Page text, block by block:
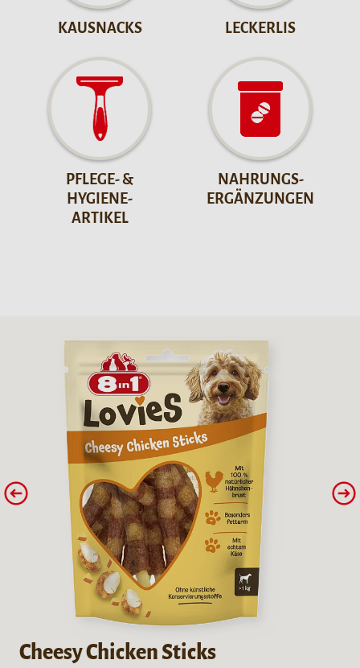
KAUSNACKS LECKERLIS
PFLEGE- &
HYGIENE-
ARTIKEL
NAHRUNGS-
ERGÄNZUNGEN
Cheesy Chicken Sticks